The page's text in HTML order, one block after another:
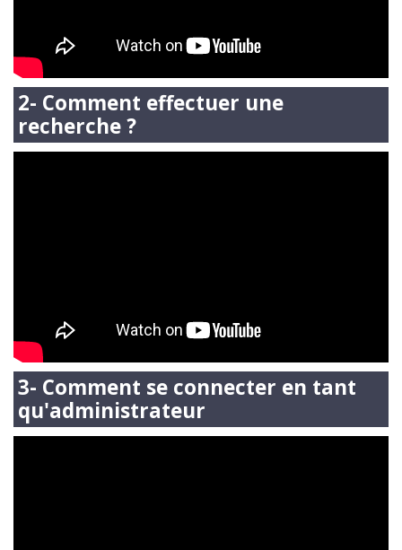
2- Comment effectuer une
recherche ?
3- Comment se connecter en tant
qu'administrateur